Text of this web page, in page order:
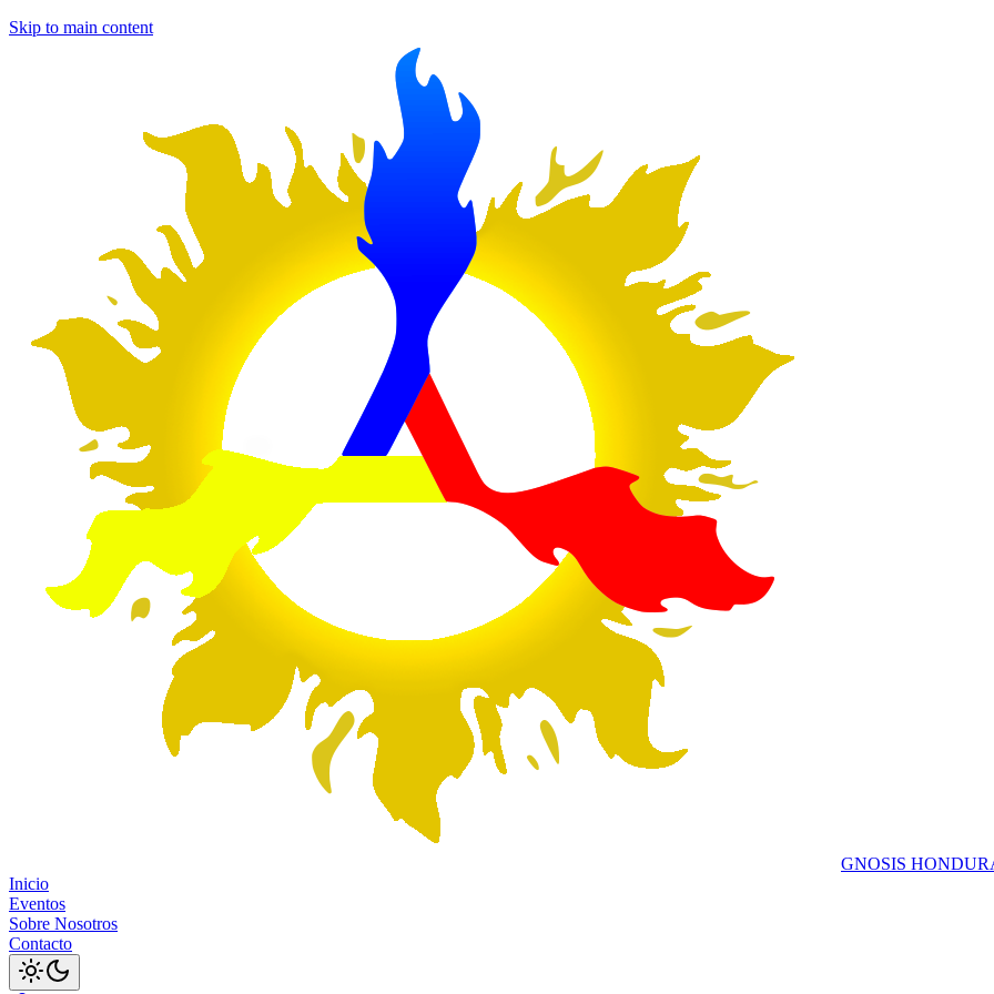
Skip to main content
GNOSIS
Inicio
Eventos
Sobre Nosotros
Contacto